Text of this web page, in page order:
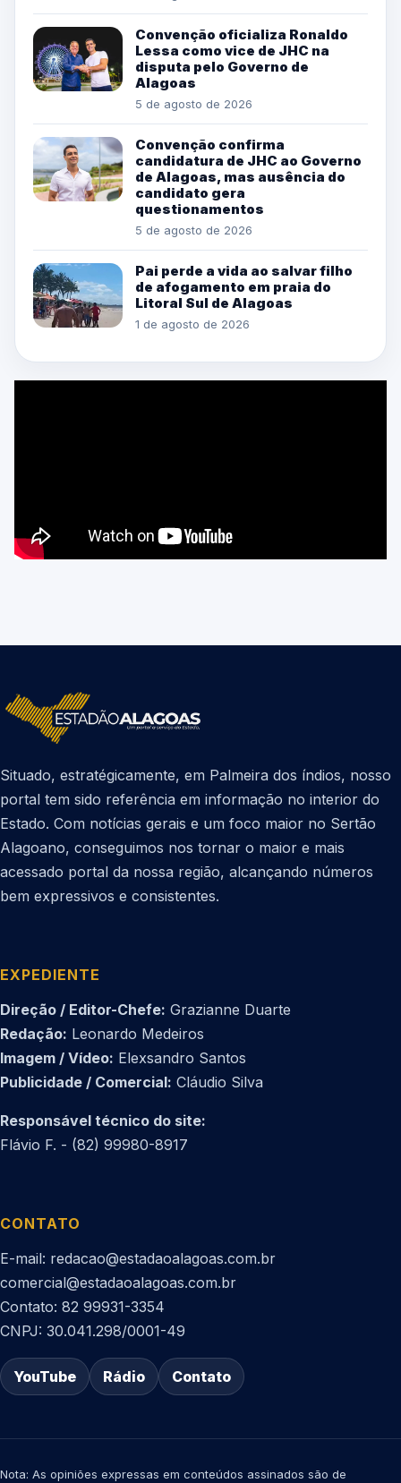
Convenção oficializa Ronaldo
Lessa como vice de JHC na
disputa pelo Governo de
Alagoas
5 de agosto de 2026
Convenção confirma
candidatura de JHC ao Governo
de Alagoas, mas ausência do
candidato gera
questionamentos
5 de agosto de 2026
Pai perde a vida ao salvar filho
de afogamento em praia do
Litoral Sul de Alagoas
1 de agosto de 2026
Situado, estratégicamente, em Palmeira dos índios, nosso
portal tem sido referência em informação no interior do
Estado. Com notícias gerais e um foco maior no Sertão
Alagoano, conseguimos nos tornar o maior e mais
acessado portal da nossa região, alcançando números
bem expressivos e consistentes.
EXPEDIENTE
Direção / Editor-Chefe: Grazianne Duarte
Redação: Leonardo Medeiros
Imagem / Vídeo: Elexsandro Santos
Publicidade / Comercial: Cláudio Silva
Responsável técnico do site:
Flávio F. - (82) 99980-8917
CONTATO
E-mail: redacao@estadaoalagoas.com.br
comercial@estadaoalagoas.com.br
Contato: 82 99931-3354
CNPJ: 30.041.298/0001-49
YouTube Rádio Contato
Nota: As opiniões expressas em conteúdos assinados são de